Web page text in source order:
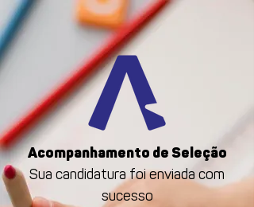
Acompanhamento de Seleção
Sua candidatura foi enviada com
sucesso